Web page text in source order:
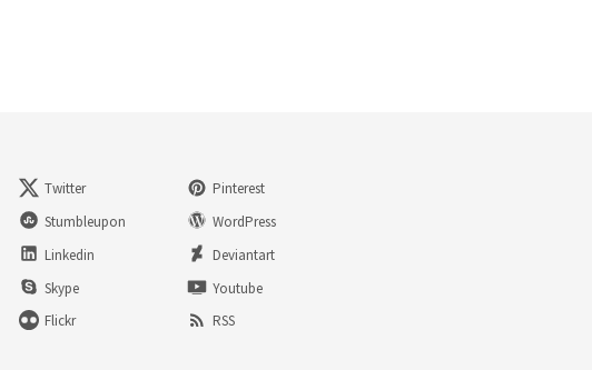
Twitter
Pinterest
Stumbleupon
WordPress
Linkedin
Deviantart
Skype
Youtube
Flickr RSS